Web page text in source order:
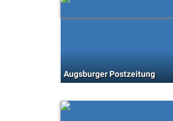
Augsburger Postzeitung